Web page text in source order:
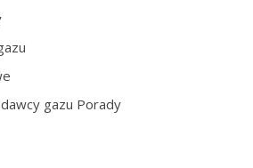
gazu Porady